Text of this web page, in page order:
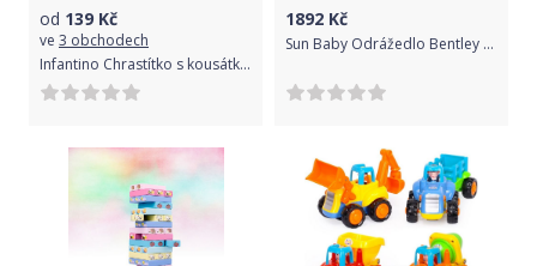
od 139 Kč
ve 3 obchodech
Infantino Chrastítko s kousátkem - Lvíček
1892 Kč
Sun Baby Odrážedlo Bentley červené DOPRODEJ